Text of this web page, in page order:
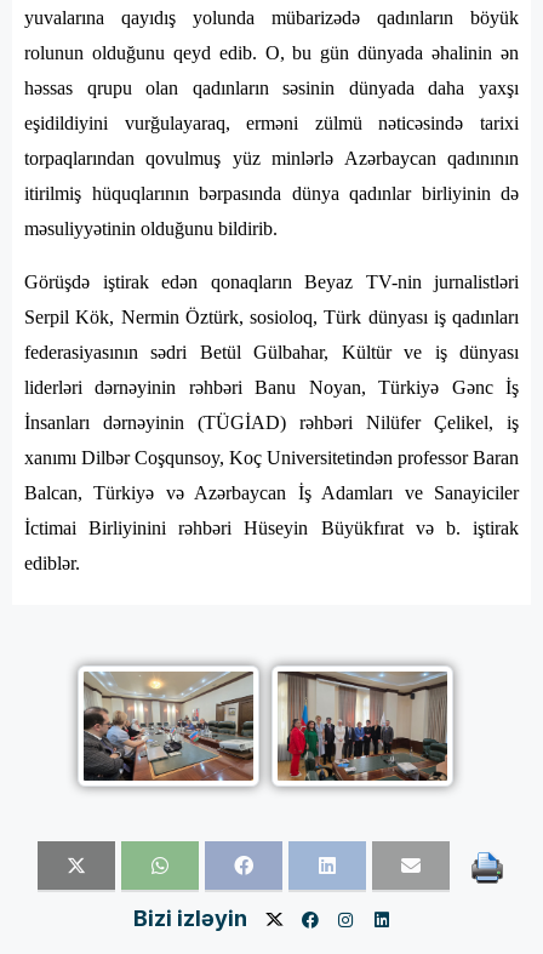
yuvalarına qayıdış yolunda mübarizədə qadınların böyük
rolunun olduğunu qeyd edib. O, bu gün dünyada əhalinin ən
həssas qrupu olan qadınların səsinin dünyada daha yaxşı
eşidildiyini vurğulayaraq, erməni zülmü nəticəsində tarixi
torpaqlarından qovulmuş yüz minlərlə Azərbaycan qadınının
itirilmiş hüquqlarının bərpasında dünya qadınlar birliyinin də
məsuliyyətinin olduğunu bildirib.
Görüşdə iştirak edən qonaqların Beyaz TV-nin jurnalistləri
Serpil Kök, ⁠Nermin Öztürk, sosioloq, Türk dünyası iş qadınları
federasiyasının sədri ⁠Betül Gülbahar, Kültür ve iş dünyası
liderləri dərnəyinin rəhbəri ⁠Banu Noyan, Türkiyə Gənc İş
İnsanları dərnəyinin (TÜGİAD) rəhbəri Nilüfer Çelikel, iş
xanımı ⁠Dilbər Coşqunsoy, Koç Universitetindən professor Baran
Balcan, Türkiyə və Azərbaycan İş Adamları ve Sanayiciler
İctimai Birliyinini rəhbəri⁠ Hüseyin Büyükfırat və b. iştirak
ediblər.
Bizi izləyin